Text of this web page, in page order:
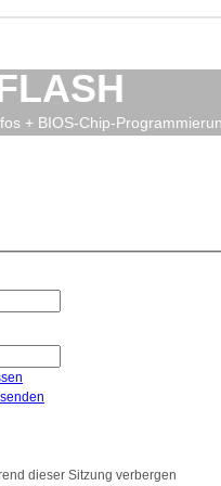
+ BIOS-Chip-
dieser Sitzung verbergen